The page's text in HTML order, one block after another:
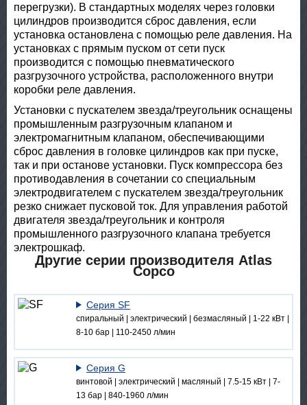
перегрузки). В стандартных моделях через головки
цилиндров производится сброс давления, если
установка остановлена с помощью реле давления. На
установках с прямым пуском от сети пуск
производится с помощью пневматического
разгрузочного устройства, расположенного внутри
коробки реле давления.
Установки с пускателем звезда/треугольник оснащены
промышленным разгрузочным клапаном и
электромагнитным клапаном, обеспечивающими
сброс давления в головке цилиндров как при пуске,
так и при останове установки. Пуск компрессора без
противодавления в сочетании со специальным
электродвигателем с пускателем звезда/треугольник
резко снижает пусковой ток. Для управления работой
двигателя звезда/треугольник и контроля
промышленного разгрузочного клапана требуется
электрошкаф.
Другие серии производителя Atlas
Copco
Серия SF
спиральный | электрический | безмасляный | 1-22 кВт |
8-10 бар | 110-2450 л/мин
Серия G
винтовой | электрический | масляный | 7.5-15 кВт | 7-
13 бар | 840-1960 л/мин